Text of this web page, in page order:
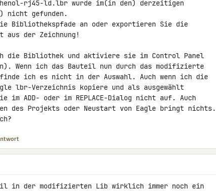
rj45-ld.lbr wurde im(in den) derzeitigen
nicht gefunden.
Bibliothekspfade an oder exportieren Sie die
aus der Zeichnung!
die Bibliothek und aktiviere sie im Control Panel
Wenn ich das Bauteil nun durch das modifizierte
ich es nicht in der Auswahl. Auch wenn ich die
lbr-Verzeichnis kopiere und als ausgewählt
im ADD- oder im REPLACE-Dialog nicht auf. Auch
des Projekts oder Neustart von Eagle bringt nichts.
in der modifizierten Lib wirklich immer noch ein